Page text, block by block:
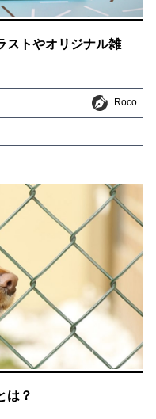
ストやオリジナル雑
Roco
Roco
は？